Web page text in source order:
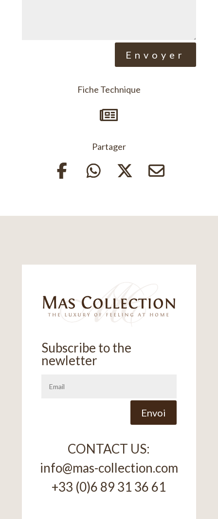
Envoyer
Fiche Technique

Partager
Subscribe to the
newletter
Envoi
CONTACT US:
info@mas-collection.com
+33 (0)6 89 31 36 61